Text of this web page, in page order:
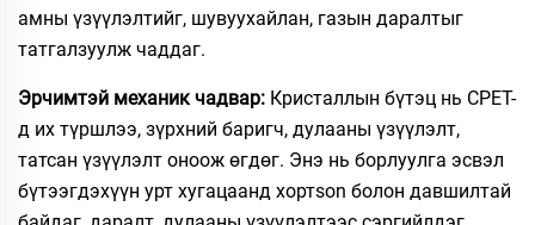
амны үзүүлэлтийг, шувуухайлан, газын даралтыг
татгалзуулж чаддаг.
Эрчимтэй механик чадвар: Кристаллын бүтэц нь CPET-
д их түршлээ, зүрхний баригч, дулааны үзүүлэлт,
татсан үзүүлэлт оноож өгдөг. Энэ нь борлуулга эсвэл
бүтээгдэхүүн урт хугацаанд хортson болон давшилтай